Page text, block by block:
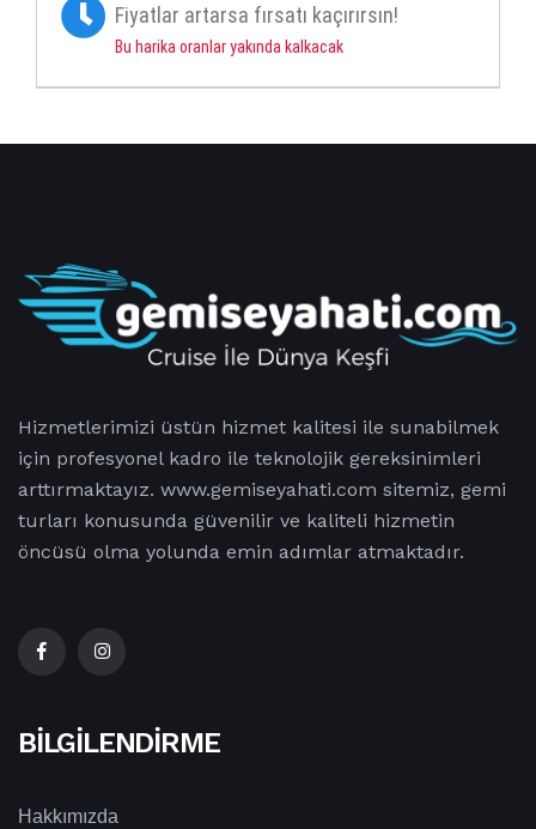
Fiyatlar artarsa fırsatı kaçırırsın!
Bu harika oranlar yakında kalkacak
Hizmetlerimizi üstün hizmet kalitesi ile sunabilmek
için profesyonel kadro ile teknolojik gereksinimleri
arttırmaktayız. www.gemiseyahati.com sitemiz, gemi
turları konusunda güvenilir ve kaliteli hizmetin
öncüsü olma yolunda emin adımlar atmaktadır.
BILGILENDIRME
Hakkımızda